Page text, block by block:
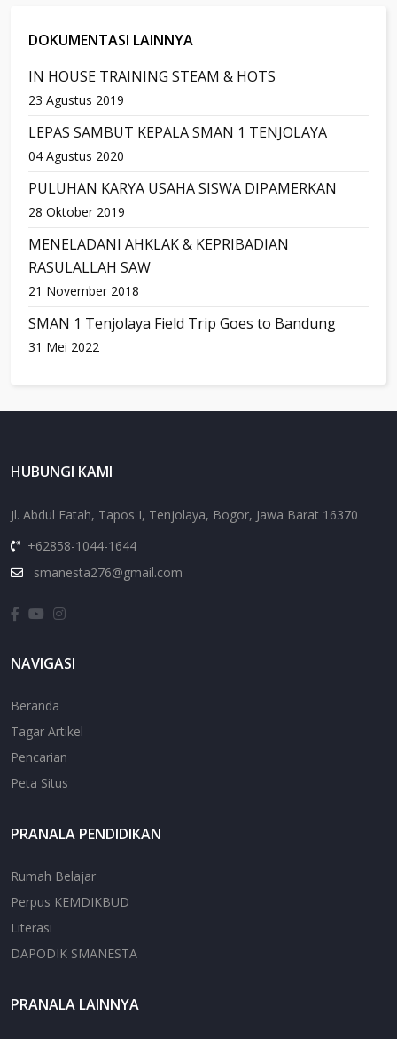
DOKUMENTASI LAINNYA
IN HOUSE TRAINING STEAM & HOTS
23 Agustus 2019
LEPAS SAMBUT KEPALA SMAN 1 TENJOLAYA
04 Agustus 2020
PULUHAN KARYA USAHA SISWA DIPAMERKAN
28 Oktober 2019
MENELADANI AHKLAK & KEPRIBADIAN
RASULALLAH SAW
21 November 2018
SMAN 1 Tenjolaya Field Trip Goes to Bandung
31 Mei 2022
HUBUNGI KAMI
Jl. Abdul Fatah, Tapos I, Tenjolaya, Bogor, Jawa Barat 16370
+62858-1044-1644
smanesta276@gmail.com
NAVIGASI
Beranda
Tagar Artikel
Pencarian
Peta Situs
PRANALA PENDIDIKAN
Rumah Belajar
Perpus KEMDIKBUD
Literasi
DAPODIK SMANESTA
PRANALA LAINNYA